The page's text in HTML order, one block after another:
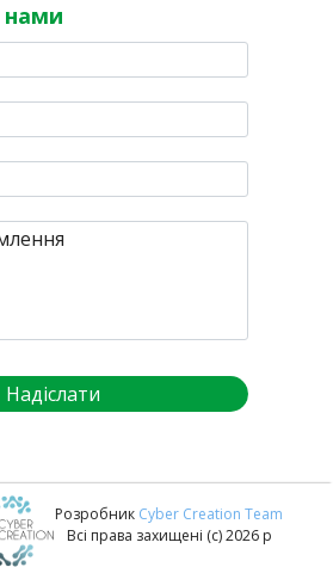
нами
Надіслати
Розробник Cyber Creation Team
Всі права захищені (с) 2026 р